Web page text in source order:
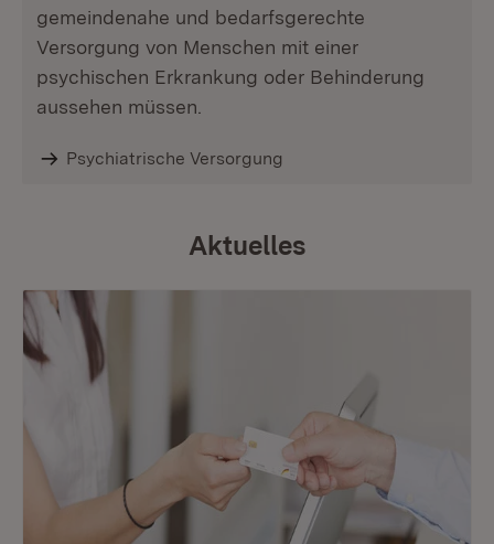
gemeindenahe und bedarfsgerechte
Versorgung von Menschen mit einer
psychischen Erkrankung oder Behinderung
aussehen müssen.
Psychiatrische Versorgung
Aktuelles